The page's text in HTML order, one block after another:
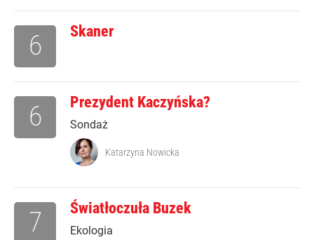
Skaner
6
Prezydent Kaczyńska?
Sondaż
6
Katarzyna Nowicka
Światłoczuła Buzek
Ekologia
7